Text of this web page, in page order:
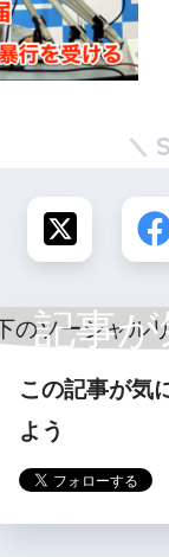
記事
ら
この記事が気
よう